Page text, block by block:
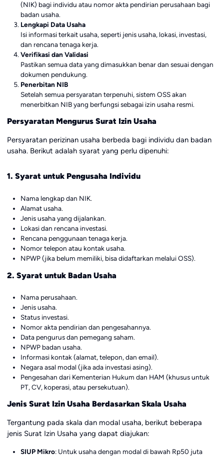
(NIK) bagi individu atau nomor akta pendirian perusahaan bagi
badan usaha.
Lengkapi Data Usaha
Isi informasi terkait usaha, seperti jenis usaha, lokasi, investasi,
dan rencana tenaga kerja.
Verifikasi dan Validasi
Pastikan semua data yang dimasukkan benar dan sesuai dengan
dokumen pendukung.
Penerbitan NIB
Setelah semua persyaratan terpenuhi, sistem OSS akan
menerbitkan NIB yang berfungsi sebagai izin usaha resmi.
Persyaratan Mengurus Surat Izin Usaha
Persyaratan perizinan usaha berbeda bagi individu dan badan
usaha. Berikut adalah syarat yang perlu dipenuhi:
1. Syarat untuk Pengusaha Individu
Nama lengkap dan NIK.
Alamat usaha.
Jenis usaha yang dijalankan.
Lokasi dan rencana investasi.
Rencana penggunaan tenaga kerja.
Nomor telepon atau kontak usaha.
NPWP (jika belum memiliki, bisa didaftarkan melalui OSS).
2. Syarat untuk Badan Usaha
Nama perusahaan.
Jenis usaha.
Status investasi.
Nomor akta pendirian dan pengesahannya.
Data pengurus dan pemegang saham.
NPWP badan usaha.
Informasi kontak (alamat, telepon, dan email).
Negara asal modal (jika ada investasi asing).
Pengesahan dari Kementerian Hukum dan HAM (khusus untuk
PT, CV, koperasi, atau persekutuan).
Jenis Surat Izin Usaha Berdasarkan Skala Usaha
Tergantung pada skala dan modal usaha, berikut beberapa
jenis Surat Izin Usaha yang dapat diajukan:
SIUP Mikro: Untuk usaha dengan modal di bawah Rp50 juta